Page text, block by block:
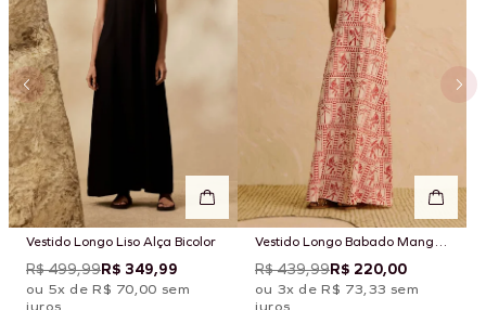
Vestido Longo Liso Alça Bicolor
R$ 499,99R$ 349,99
ou 5x de R$ 70,00 sem
Vestido Longo Babado Manga
Estampado Yura
R$ 439,99R$ 220,00
ou 3x de R$ 73,33 sem